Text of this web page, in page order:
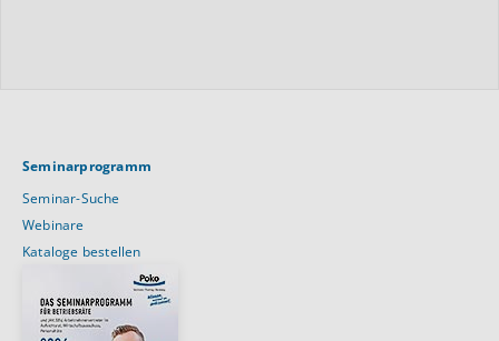
Seminarprogramm
Seminar-Suche
Webinare
Kataloge bestellen